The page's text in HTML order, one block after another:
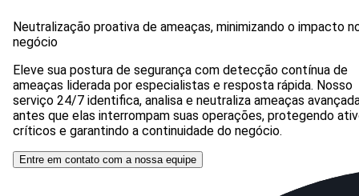
Neutralização proativa de ameaças, minimizando o impacto
negócio
Eleve sua postura de segurança com detecção contínua de
ameaças liderada por especialistas e resposta rápida. Nosso
serviço 24/7 identifica, analisa e neutraliza ameaças
antes que elas interrompam suas operações, protegendo
críticos e garantindo a continuidade do negócio.
Entre em contato com a nossa equipe